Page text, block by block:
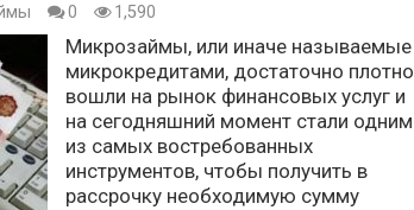
0 1,590
Микрозаймы, или иначе называемые
микрокредитами, достаточно плотно
вошли на рынок финансовых услуг и
на сегодняшний момент стали одним
из самых востребованных
инструментов, чтобы получить в
рассрочку необходимую сумму